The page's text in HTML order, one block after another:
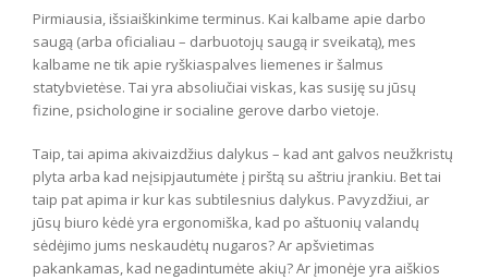
Pirmiausia, išsiaiškinkime terminus. Kai kalbame apie darbo
saugą (arba oficialiau – darbuotojų saugą ir sveikatą), mes
kalbame ne tik apie ryškiaspalves liemenes ir šalmus
statybvietėse. Tai yra absoliučiai viskas, kas susiję su jūsų
fizine, psichologine ir socialine gerove darbo vietoje.
Taip, tai apima akivaizdžius dalykus – kad ant galvos neužkristų
plyta arba kad neįsipjautumėte į pirštą su aštriu įrankiu. Bet tai
taip pat apima ir kur kas subtilesnius dalykus. Pavyzdžiui, ar
jūsų biuro kėdė yra ergonomiška, kad po aštuonių valandų
sėdėjimo jums neskaudėtų nugaros? Ar apšvietimas
pakankamas, kad negadintumėte akių? Ar įmonėje yra aiškios